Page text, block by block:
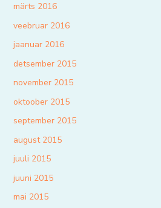
märts 2016
veebruar 2016
jaanuar 2016
detsember 2015
november 2015
oktoober 2015
september 2015
august 2015
juuli 2015
juuni 2015
mai 2015